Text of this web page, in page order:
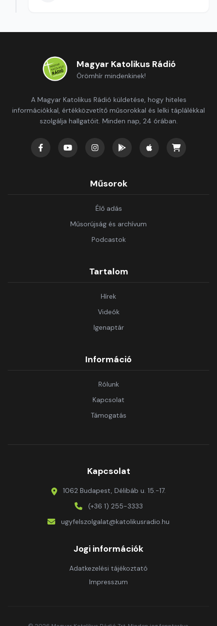
Magyar Katolikus Rádió
Örömhír mindenkinek!
A Magyar Katolikus Rádió küldetése, hogy hiteles
információkkal, értékközvetítő műsorokkal és lelki táplálékkal
szolgálja hallgatóit. Minden nap, 24 órában.
Műsorok
Élő adás
Műsorújság és archívum
Podcastok
Tartalom
Hírek
Videók
Igenaptár
Információ
Rólunk
Kapcsolat
Támogatás
Kapcsolat
1062 Budapest, Délibáb u. 15.-17.
(+36 1) 255-3333
ugyfelszolgalat@katolikusradio.hu
Jogi információk
Adatkezelési tájékoztató
Impresszum